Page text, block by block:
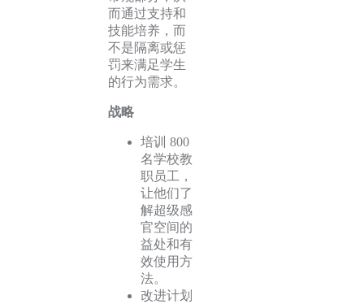
而通过支持和
技能培养，而
不是隔离或惩
罚来满足学生
的行为需求。
战略
培训 800
名学校教
职员工，
让他们了
解超级感
官空间的
益处和有
效使用方
法。
改进计划